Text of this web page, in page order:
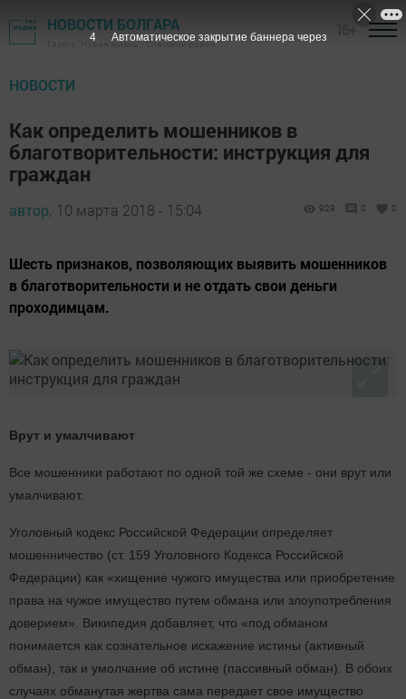
НОВОСТИ БОЛГАРА
Газета "Новая жизнь" - Спасский район
НОВОСТИ
Как определить мошенников в
благотворительности: инструкция для
граждан
автор, 10 марта 2018 - 15:04 929 0 0
Шесть признаков, позволяющих выявить мошенников
в благотворительности и не отдать свои деньги
проходимцам.
Врут и умалчивают
Все мошенники работают по одной той же схеме - они врут или
умалчивают.
Уголовный кодекс Российской Федерации определяет
мошенничество (ст. 159 Уголовного Кодекса Российской
Федерации) как «хищение чужого имущества или приобретение
права на чужое имущество путем обмана или злоупотребления
доверием». Википедия добавляет, что «под обманом
понимается как сознательное искажение истины (активный
обман), так и умолчание об истине (пассивный обман). В обоих
случаях обманутая жертва сама передает свое имущество
3 Автоматическое закрытие баннера через